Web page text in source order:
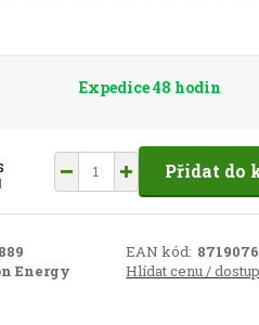
Expedice 48 hodin
Přidat do
EAN kód:
Energy Hlídat cenu /